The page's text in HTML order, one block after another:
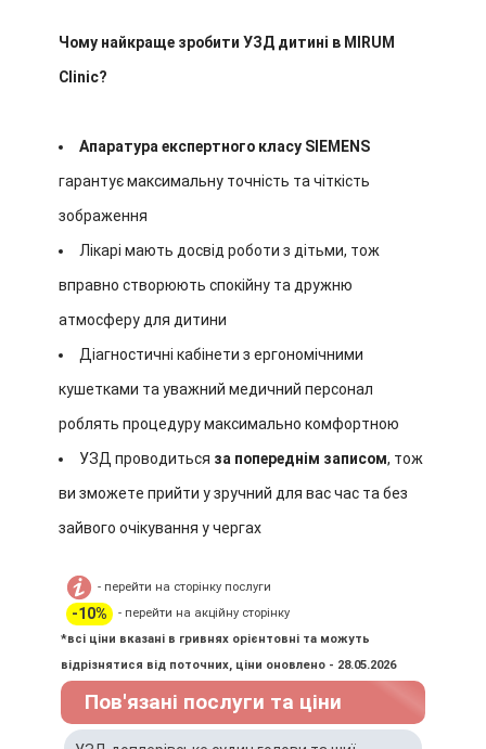
Чому найкраще зробити УЗД дитині в MIRUM
Clinic?
Апаратура експертного класу SIEMENS
гарантує максимальну точність та чіткість
зображення
Лікарі мають досвід роботи з дітьми, тож
вправно створюють спокійну та дружню
атмосферу для дитини
Діагностичні кабінети з ергономічними
кушетками та уважний медичний персонал
роблять процедуру максимально комфортною
УЗД проводиться за попереднім записом, тож
ви зможете прийти у зручний для вас час та без
зайвого очікування у чергах
- перейти на сторінку послуги
-10%
- перейти на акційну сторінку
*всі ціни вказані в гривнях орієнтовні та можуть
відрізнятися від поточних, ціни оновлено - 28.05.2026
Пов'язані послуги та ціни